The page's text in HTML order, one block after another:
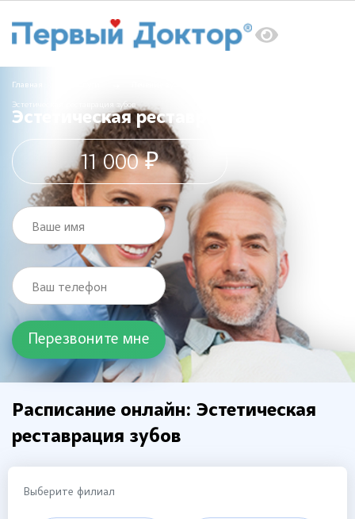
Главная
Эстетическая реставрация зубов
Эстетическая реставрация зубов
11 000 ₽
Ваше имя
Ваш телефон
Расписание онлайн: Эстетическая
реставрация зубов
Выберите филиал